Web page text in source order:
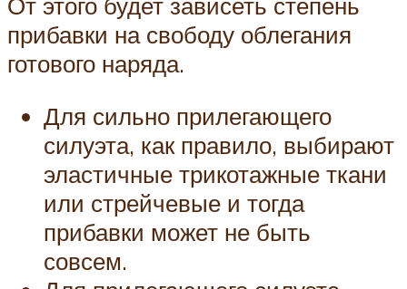
прибавки на свободу облегания
готового наряда.
Для сильно прилегающего
силуэта, как правило, выбирают
эластичные трикотажные ткани
или стрейчевые и тогда
прибавки может не быть
совсем.